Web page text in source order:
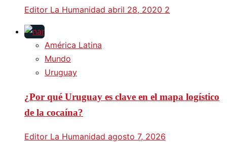
Editor La Humanidad abril 28, 2020 2
América Latina
Mundo
Uruguay
¿Por qué Uruguay es clave en el mapa logístico
de la cocaína?
Editor La Humanidad agosto 7, 2026